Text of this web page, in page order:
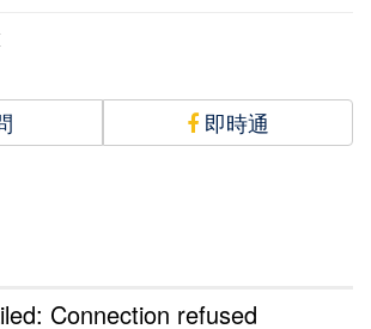
即時通
Connection refused